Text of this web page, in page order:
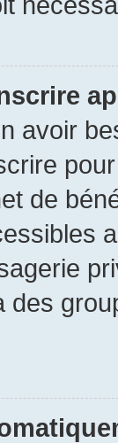
avoir
de
des